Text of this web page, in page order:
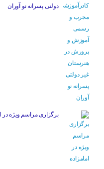
دولتی پسرانه نو آوران
برگزاری مراسم ویژه در